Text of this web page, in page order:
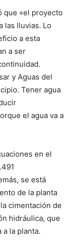
que «el proyecto
las lluvias. Lo
a esta
a ser
y Aguas del
Tener agua
el agua va a
en el
se está
de la planta
cimentación de
hidráulica, que
la planta.